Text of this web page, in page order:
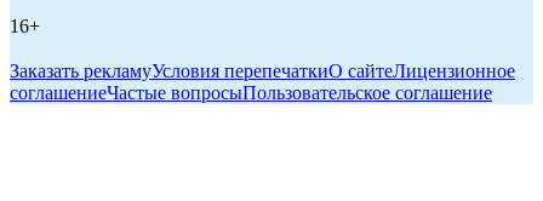
16+
Заказать рекламуУсловия перепечаткиО сайтеЛицензионное
соглашениеЧастые вопросыПользовательское соглашение